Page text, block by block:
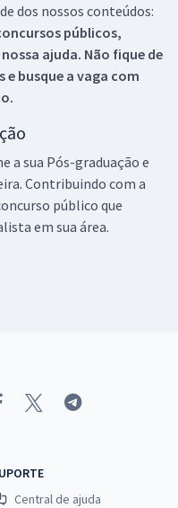
dos nossos conteúdos:
públicos,
ajuda. Não fique de
e busque a vaga com
a sua Pós-graduação e
Contribuindo com a
público que
em sua área.
Central de ajuda